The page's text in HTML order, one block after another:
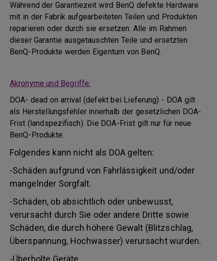
Während der Garantiezeit wird BenQ defekte Hardware
mit in der Fabrik aufgearbeiteten Teilen und Produkten
reparieren oder durch sie ersetzen. Alle im Rahmen
dieser Garantie ausgetauschten Teile und ersetzten
BenQ-Produkte werden Eigentum von BenQ.
Akronyme und Begriffe:
DOA- dead on arrival (defekt bei Lieferung) - DOA gilt
als Herstellungsfehler innerhalb der gesetzlichen DOA-
Frist (landspezifisch). Die DOA-Frist gilt nur für neue
BenQ-Produkte.
Folgendes kann nicht als DOA gelten:
-Schäden aufgrund von Fahrlässigkeit und/oder
mangelnder Sorgfalt.
-Schäden, ob absichtlich oder unbewusst,
verursacht durch Sie oder andere Dritte sowie
Schäden, die durch höhere Gewalt (Blitzschlag,
Überspannung, Hochwasser) verursacht wurden.
-Überholte Geräte.